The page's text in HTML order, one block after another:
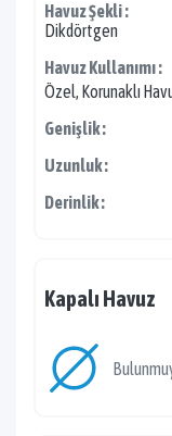
Havuz Şekli :
Dikdörtgen
Havuz Kullanımı :
Özel, Korunaklı
Genişlik :
Uzunluk :
Derinlik :
Kapalı Havuz